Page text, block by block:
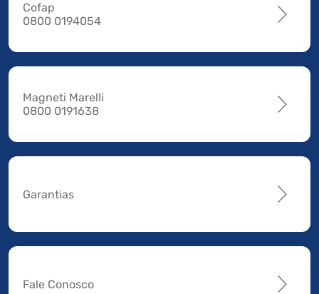
Cofap
0800 0194054
Magneti Marelli
0800 0191638
Garantias
Fale Conosco